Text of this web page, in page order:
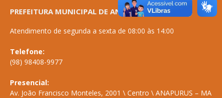
PREFEITURA MUNICIPAL DE ANAPURUS
Atendimento de segunda a sexta de 08:00 às 14:00
Telefone:
(98) 98408-9977
Presencial:
Av. João Francisco Monteles, 2001 \ Centro \ ANAPURUS – MA